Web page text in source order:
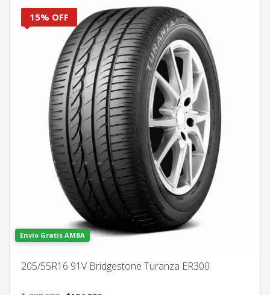
15% OFF
Envío Gratis AMBA
205/55R16 91V Bridgestone Turanza ER300